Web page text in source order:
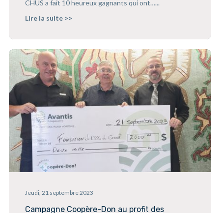
CHUS a fait 10 heureux gagnants qui ont…...
Lire la suite >>
Jeudi, 21 septembre 2023
Campagne Coopère-Don au profit des